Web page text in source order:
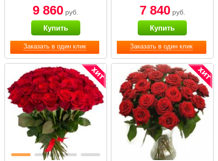
Заказать в один клик
9 860 руб.
Купить
Заказать в один клик
7 840руб.
Купить